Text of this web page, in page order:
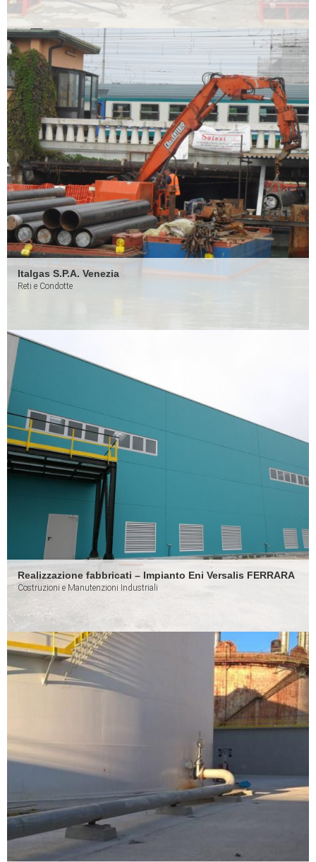
Italgas S.P.A. Venezia
Reti e Condotte
Realizzazione fabbricati – Impianto Eni Versalis FERRARA
Costruzioni e Manutenzioni Industriali